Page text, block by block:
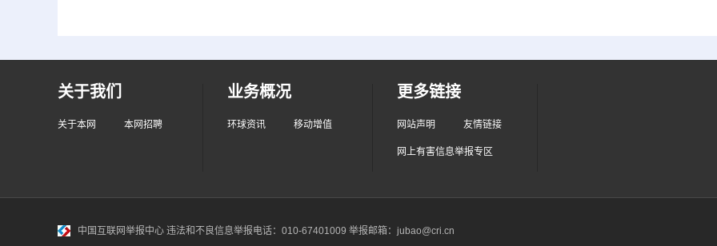
关于我们
关于本网 本网招聘
业务概况
环球资讯 移动增值
更多链接
网站声明 友情链接
网上有害信息举报专区
中国互联网举报中心 违法和不良信息举报电话：010-67401009 举报邮箱：jubao@cri.cn